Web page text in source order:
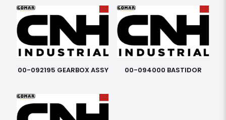
00-092195 GEARBOX ASSY 00-094000 BASTIDOR